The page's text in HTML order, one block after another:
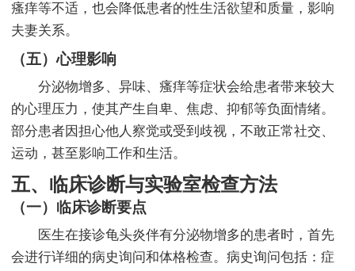
瘙痒等不适，也会降低患者的性生活欲望和质量，影响
夫妻关系。
（五）心理影响
分泌物增多、异味、瘙痒等症状会给患者带来较大
的心理压力，使其产生自卑、焦虑、抑郁等负面情绪。
部分患者因担心他人察觉或受到歧视，不敢正常社交、
运动，甚至影响工作和生活。
五、临床诊断与实验室检查方法
（一）临床诊断要点
医生在接诊龟头炎伴有分泌物增多的患者时，首先
会进行详细的病史询问和体格检查。病史询问包括：症